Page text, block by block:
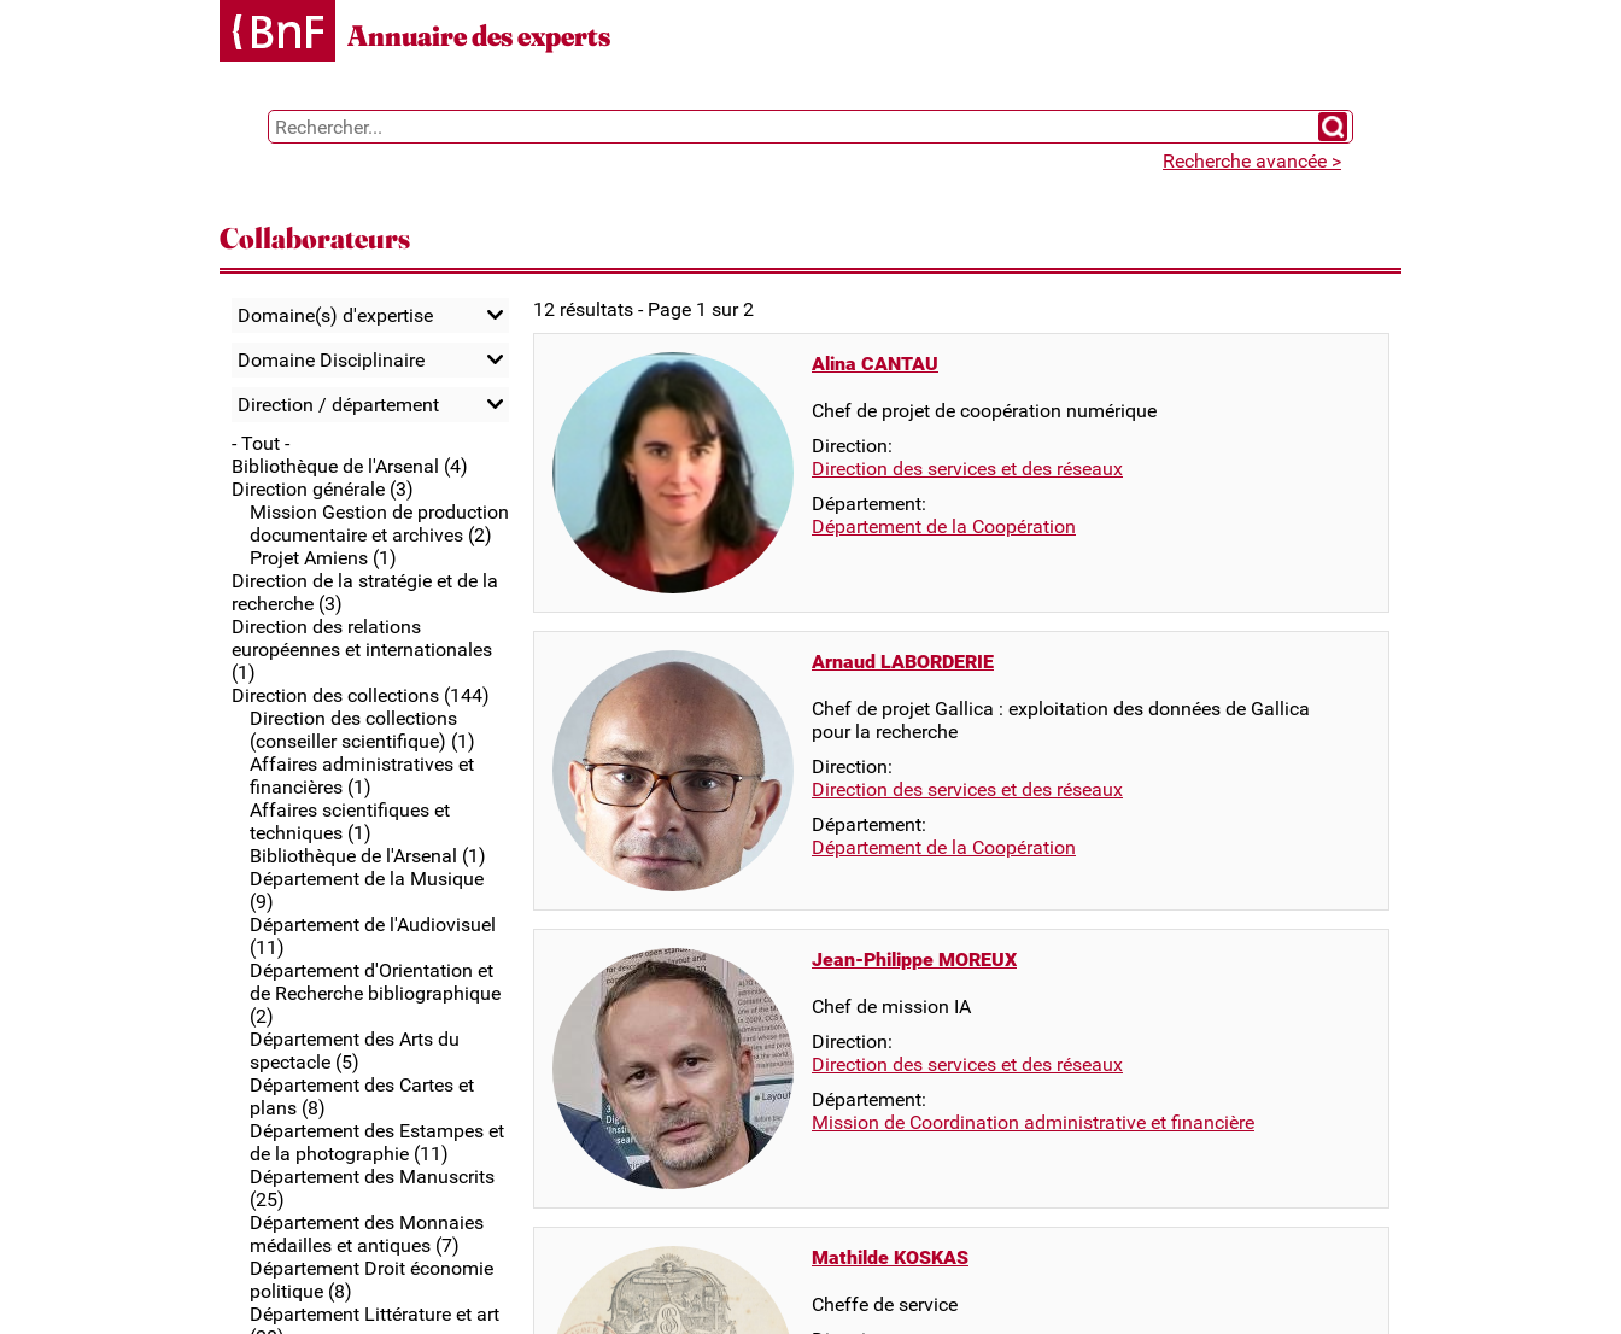
Annuaire des experts
Chercher un expert
Recherche avancée >
Collaborateurs
Domaine(s) d'expertise
Domaine Disciplinaire
Direction / département
- Tout -
Bibliothèque de l'Arsenal (4)
Direction générale (3)
Mission Gestion de production
documentaire et archives (2)
Projet Amiens (1)
Direction de la stratégie et de la
recherche (3)
Direction des relations
européennes et internationales
(1)
Direction des collections (144)
Direction des collections
(conseiller scientifique) (1)
Affaires administratives et
financières (1)
Affaires scientifiques et
techniques (1)
Bibliothèque de l'Arsenal (1)
Département de la Musique
(9)
Département de l'Audiovisuel
(11)
Département d'Orientation et
de Recherche bibliographique
(2)
Département des Arts du
spectacle (5)
Département des Cartes et
plans (8)
Département des Estampes et
de la photographie (11)
Département des Manuscrits
(25)
Département des Monnaies
médailles et antiques (7)
Département Droit économie
politique (8)
Département Littérature et art
12 résultats - Page 1 sur 2
Alina CANTAU
Chef de projet de coopération numérique
Direction:
Direction des services et des réseaux
Département:
Département de la Coopération
Arnaud LABORDERIE
Chef de projet Gallica : exploitation des données de Gallica
pour la recherche
Direction:
Direction des services et des réseaux
Département:
Département de la Coopération
Jean-Philippe MOREUX
Chef de mission IA
Direction:
Direction des services et des réseaux
Département:
Mission de Coordination administrative et financière
Mathilde KOSKAS
Cheffe de service